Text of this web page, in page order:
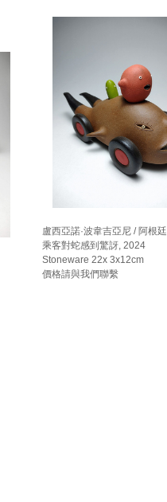
盧西亞諾·波韋吉亞尼 / 阿根廷
乘客對蛇感到驚訝, 2024
Stoneware 22x 3x12cm
價格請與我們聯繫